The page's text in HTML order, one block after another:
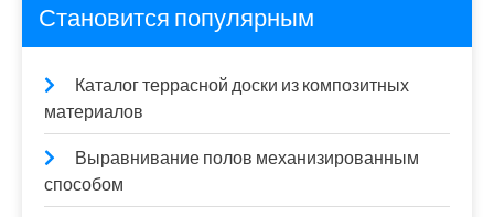
Становится популярным
Каталог террасной доски из композитных
материалов
Выравнивание полов механизированным
способом